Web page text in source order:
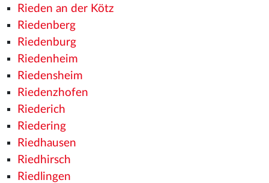
Rieden an der Kötz
Riedenberg
Riedenburg
Riedenheim
Riedensheim
Riedenzhofen
Riederich
Riedering
Riedhausen
Riedhirsch
Riedlingen